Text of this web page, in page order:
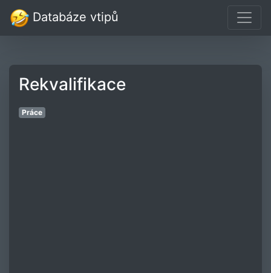
Databáze vtipů
Rekvalifikace
Práce